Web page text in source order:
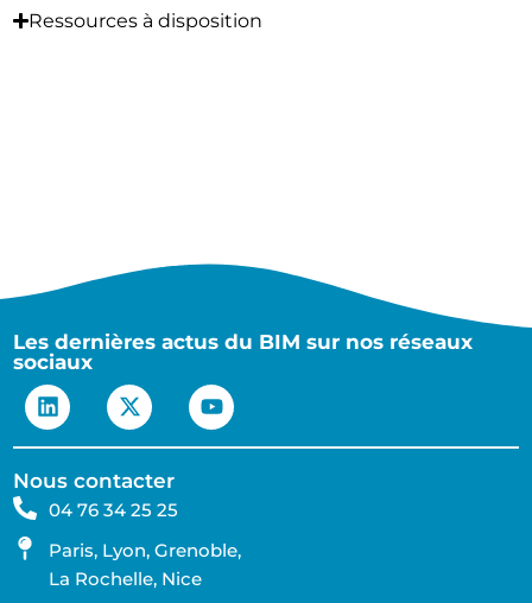
Ressources à disposition
Les dernières actus du BIM sur nos réseaux
sociaux
Nous contacter
04 76 34 25 25
Paris, Lyon, Grenoble,
La Rochelle, Nice